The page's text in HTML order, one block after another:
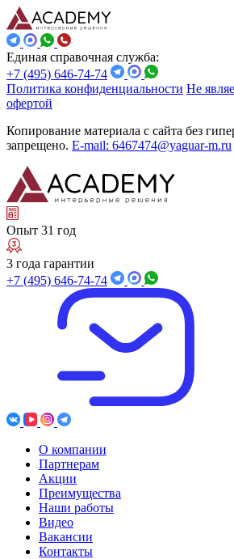
Единая справочная служба:
+7 (495) 646-74-74
Политика конфиденциальности Не
офертой
Копирование материала с сайта без
запрещено. E-mail: 6467474@yaguar-m.ru
Опыт 31 год
3 года гарантии
+7 (495) 646-74-74
О компании
Партнерам
Акции
Преимущества
Наши работы
Видео
Вакансии
Контакты